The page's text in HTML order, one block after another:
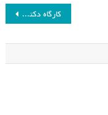
کارگاه دکتر نرگس کشتی‌آرای «بازشناسی پژوهش پدیدارشناسی»